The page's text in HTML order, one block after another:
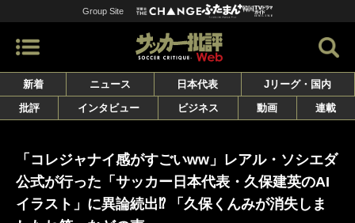
Group Site
新着 ニュース 日本代表
Jリーグ・国内
批評
インタビュー ビジネス 動画 連載
「コレジャナイ感がすごいww」レアル・ソシエダ
公式が行った「サッカー日本代表・久保建英のAI
イラスト」に異論続出⁉ 「久保くんみが消失しま